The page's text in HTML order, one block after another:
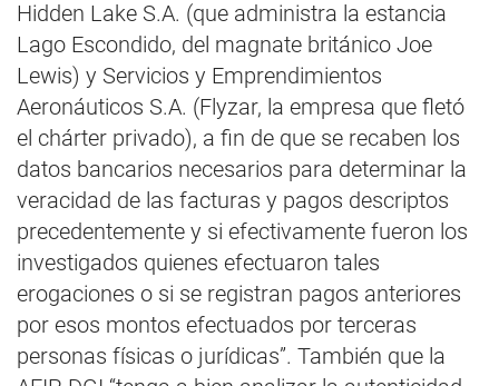
Hidden Lake S.A. (que administra la estancia
Lago Escondido, del magnate británico Joe
Lewis) y Servicios y Emprendimientos
Aeronáuticos S.A. (Flyzar, la empresa que fletó
el chárter privado), a fin de que se recaben los
datos bancarios necesarios para determinar la
veracidad de las facturas y pagos descriptos
precedentemente y si efectivamente fueron los
investigados quienes efectuaron tales
erogaciones o si se registran pagos anteriores
por esos montos efectuados por terceras
personas físicas o jurídicas”. También que la